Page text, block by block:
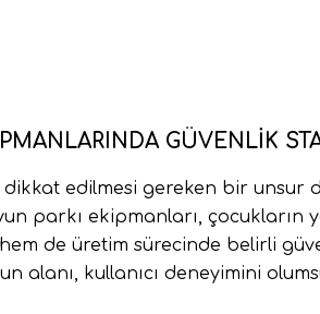
GÜVENLIK
dikkat edilmesi gereken bir unsur
parkı ekipmanları, çocukların
de üretim sürecinde belirli
alanı, kullanıcı deneyimini